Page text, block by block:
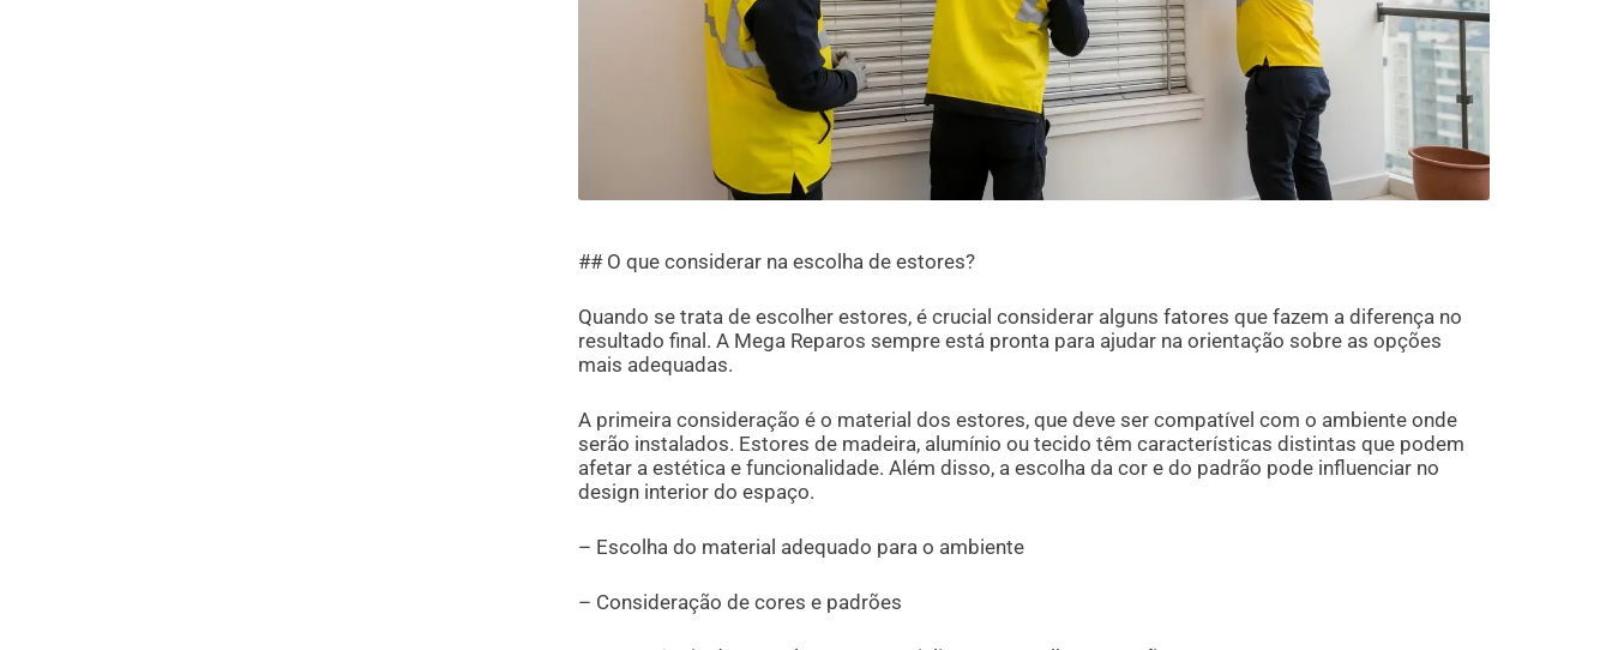
## O que considerar na escolha de estores?
Quando se trata de escolher estores, é crucial considerar alguns fatores que fazem a diferença no
resultado final. A Mega Reparos sempre está pronta para ajudar na orientação sobre as opções
mais adequadas.
A primeira consideração é o material dos estores, que deve ser compatível com o ambiente onde
serão instalados. Estores de madeira, alumínio ou tecido têm características distintas que podem
afetar a estética e funcionalidade. Além disso, a escolha da cor e do padrão pode influenciar no
design interior do espaço.
– Escolha do material adequado para o ambiente
– Consideração de cores e padrões